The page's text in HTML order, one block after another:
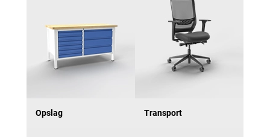
Opslag Transport